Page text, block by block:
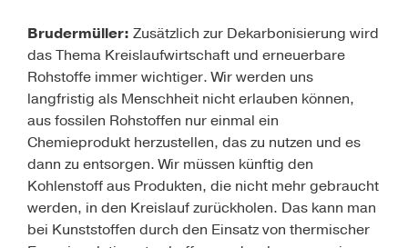
Brudermüller: Zusätzlich zur Dekarbonisierung wird
das Thema Kreislaufwirtschaft und erneuerbare
Rohstoffe immer wichtiger. Wir werden uns
langfristig als Menschheit nicht erlauben können,
aus fossilen Rohstoffen nur einmal ein
Chemieprodukt herzustellen, das zu nutzen und es
dann zu entsorgen. Wir müssen künftig den
Kohlenstoff aus Produkten, die nicht mehr gebraucht
werden, in den Kreislauf zurückholen. Das kann man
bei Kunststoffen durch den Einsatz von thermischer